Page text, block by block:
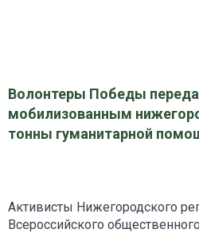
Волонтеры Победы
мобилизованным
тонны гуманитарной
Активисты Нижегородского
Всероссийского